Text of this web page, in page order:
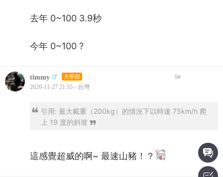
去年 0~100 3.9秒
今年 0~100 ?
timmy 大學部 9#
2020-11-27 21:55 - 台灣
引用: 最大載重（200kg）的情況下以時速 75km/h 爬
上 19 度的斜坡
這感覺超威的啊~ 最速山豬！？